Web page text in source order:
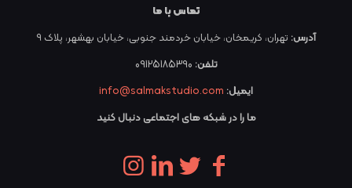
تماس با ما
آدرس: تهران، کریمخان، خیابان خردمند جنوبی، خیابان بهشهر، پلاک ۹
تلفن: 09125185390
ایمیل: info@salmakstudio.com
ما را در شبکه های اجتماعی دنبال کنید